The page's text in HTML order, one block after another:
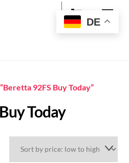
Cart
92FS Buy Today”
Today
DE